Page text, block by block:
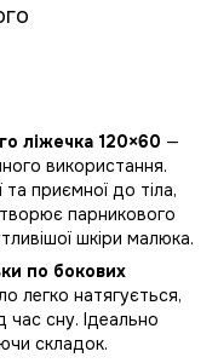
ліжечка 120×60 —
використання.
та приємної до тіла,
парникового
шкіри малюка.
по бокових
легко натягується,
час сну. Ідеально
складок.